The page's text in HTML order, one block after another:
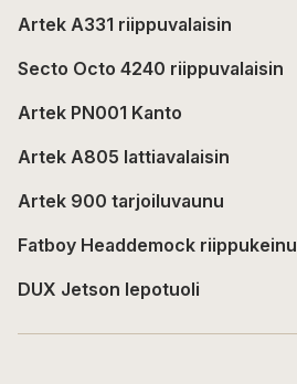
Artek A331 riippuvalaisin
Secto Octo 4240 riippuvalaisin
Artek PN001 Kanto
Artek A805 lattiavalaisin
Artek 900 tarjoiluvaunu
Fatboy Headdemock riippukeinu
DUX Jetson lepotuoli